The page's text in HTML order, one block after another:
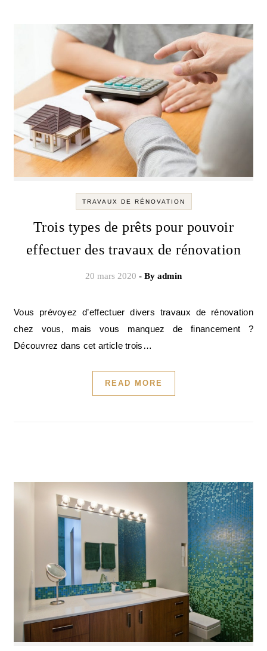
TRAVAUX DE RÉNOVATION
Trois types de prêts pour pouvoir
effectuer des travaux de rénovation
20 mars 2020 - By admin
Vous prévoyez d’effectuer divers travaux de rénovation
chez vous, mais vous manquez de financement ?
Découvrez dans cet article trois…
READ MORE